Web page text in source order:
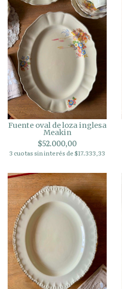
Fuente oval de loza inglesa
Meakin
$52.000,00
3 cuotas sin interés de $17.333,33